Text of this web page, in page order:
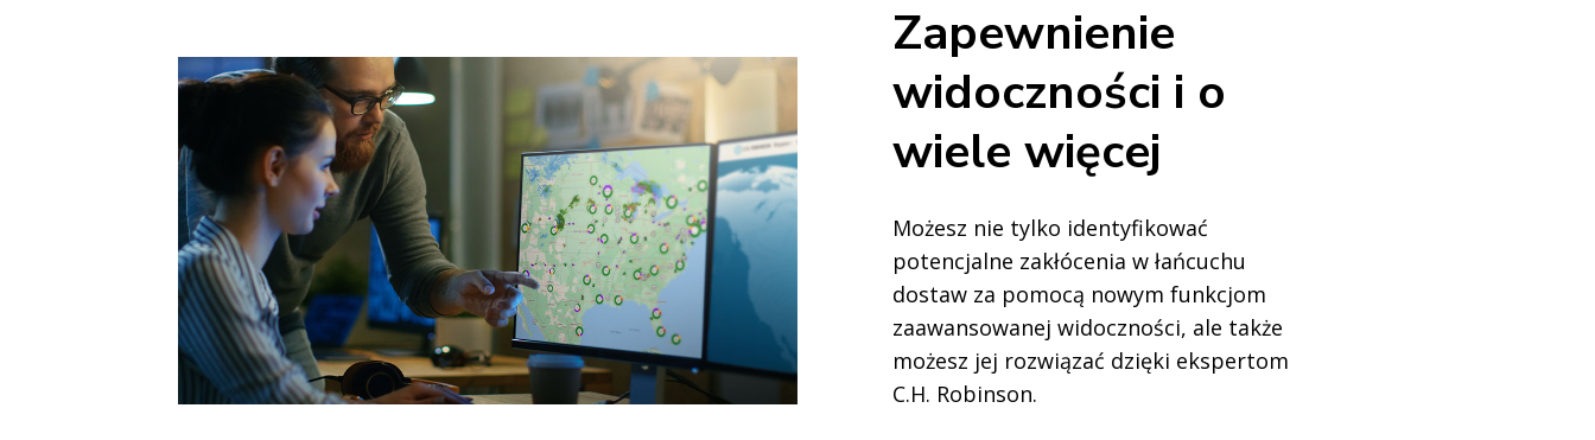
Zapewnienie
widoczności i o
wiele więcej
Możesz nie tylko identyfikować
potencjalne zakłócenia w łańcuchu
dostaw za pomocą nowym funkcjom
zaawansowanej widoczności, ale także
możesz jej rozwiązać dzięki ekspertom
C.H. Robinson.